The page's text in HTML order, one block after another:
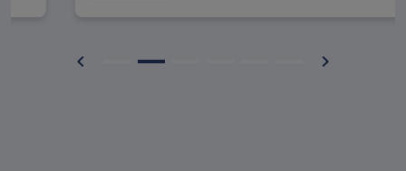
chevron_left chevron_right